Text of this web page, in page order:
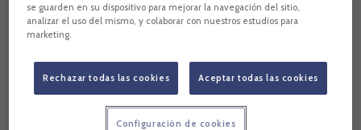
se guarden en su dispositivo para mejorar la navegación del sitio,
analizar el uso del mismo, y colaborar con nuestros estudios para
marketing.
Rechazar todas las cookies Aceptar todas las cookies
Configuración de cookies